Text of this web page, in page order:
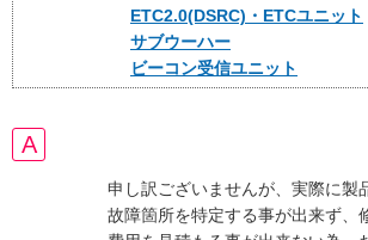
ETC2.0(DSRC)・ETCユニット
サブウーハー
ビーコン受信ユニット
申し訳ございませんが、実際に製
故障箇所を特定する事が出来ず、